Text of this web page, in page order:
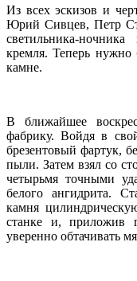
Из всех эскизов и
Юрий Сивцев, Петр
светильника-
кремля. Теперь нужно
камне.
В ближайшее
фабрику. Войдя в
брезентовый фартук,
пыли. Затем взял со
четырьмя точными
белого ангидрита.
камня
станке и, приложив
уверенно обтачивать